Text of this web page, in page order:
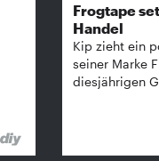
Frogtape
Handel
Kip zieht ein
seiner Marke
diesjährigen